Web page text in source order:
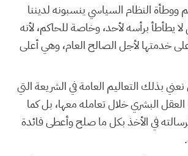
النظام السياسي ينسبونه لديننا
يطأطأ برأسه لأحد، وخاصة للحاكم، لأنه
خدمتها لأجل الصالح العام، وهي أعلى
بذلك التعاليم العامة في الشريعة التي
العقل البشري خلال تعامله معها، بل كما
لرسالته في الأخذ بكل ما صلح وأعطى فائدة